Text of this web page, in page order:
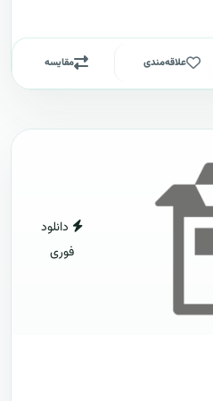
علاقه‌مندی مقایسه
دانلود
فوری